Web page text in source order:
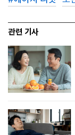
관련 기사